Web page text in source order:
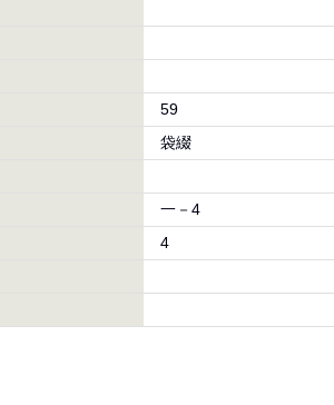
59
袋綴
一－4
4